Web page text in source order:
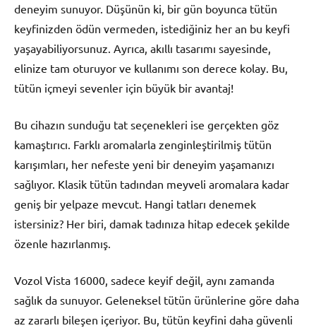
deneyim sunuyor. Düşünün ki, bir gün boyunca tütün
keyfinizden ödün vermeden, istediğiniz her an bu keyfi
yaşayabiliyorsunuz. Ayrıca, akıllı tasarımı sayesinde,
elinize tam oturuyor ve kullanımı son derece kolay. Bu,
tütün içmeyi sevenler için büyük bir avantaj!
Bu cihazın sunduğu tat seçenekleri ise gerçekten göz
kamaştırıcı. Farklı aromalarla zenginleştirilmiş tütün
karışımları, her nefeste yeni bir deneyim yaşamanızı
sağlıyor. Klasik tütün tadından meyveli aromalara kadar
geniş bir yelpaze mevcut. Hangi tatları denemek
istersiniz? Her biri, damak tadınıza hitap edecek şekilde
özenle hazırlanmış.
Vozol Vista 16000, sadece keyif değil, aynı zamanda
sağlık da sunuyor. Geleneksel tütün ürünlerine göre daha
az zararlı bileşen içeriyor. Bu, tütün keyfini daha güvenli